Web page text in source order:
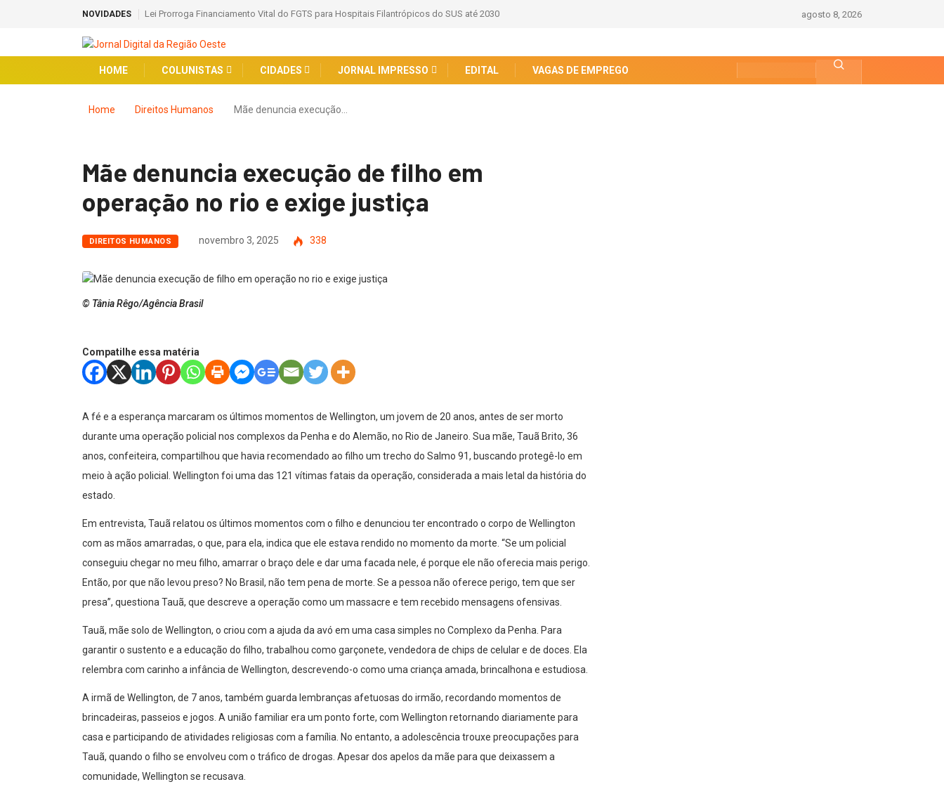
NOVIDADES Lei Prorroga Financiamento Vital do FGTS para Hospitais Filantrópicos do SUS até 2030 agosto 8, 2026
HOME COLUNISTAS CIDADES JORNAL IMPRESSO EDITAL VAGAS DE EMPREGO
Home Direitos Humanos Mãe denuncia execução…
Mãe denuncia execução de filho em
operação no rio e exige justiça
DIREITOS HUMANOS novembro 3, 2025 338
© Tânia Rêgo/Agência Brasil
Compatilhe essa matéria
A fé e a esperança marcaram os últimos momentos de Wellington, um jovem de 20 anos, antes de ser morto
durante uma operação policial nos complexos da Penha e do Alemão, no Rio de Janeiro. Sua mãe, Tauã Brito, 36
anos, confeiteira, compartilhou que havia recomendado ao filho um trecho do Salmo 91, buscando protegê-lo em
meio à ação policial. Wellington foi uma das 121 vítimas fatais da operação, considerada a mais letal da história do
estado.
Em entrevista, Tauã relatou os últimos momentos com o filho e denunciou ter encontrado o corpo de Wellington
com as mãos amarradas, o que, para ela, indica que ele estava rendido no momento da morte. “Se um policial
conseguiu chegar no meu filho, amarrar o braço dele e dar uma facada nele, é porque ele não oferecia mais perigo.
Então, por que não levou preso? No Brasil, não tem pena de morte. Se a pessoa não oferece perigo, tem que ser
presa”, questiona Tauã, que descreve a operação como um massacre e tem recebido mensagens ofensivas.
Tauã, mãe solo de Wellington, o criou com a ajuda da avó em uma casa simples no Complexo da Penha. Para
garantir o sustento e a educação do filho, trabalhou como garçonete, vendedora de chips de celular e de doces. Ela
relembra com carinho a infância de Wellington, descrevendo-o como uma criança amada, brincalhona e estudiosa.
A irmã de Wellington, de 7 anos, também guarda lembranças afetuosas do irmão, recordando momentos de
brincadeiras, passeios e jogos. A união familiar era um ponto forte, com Wellington retornando diariamente para
casa e participando de atividades religiosas com a família. No entanto, a adolescência trouxe preocupações para
Tauã, quando o filho se envolveu com o tráfico de drogas. Apesar dos apelos da mãe para que deixassem a
comunidade, Wellington se recusava.